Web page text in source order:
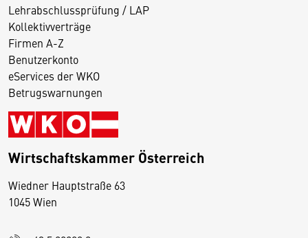
Lehrabschlussprüfung / LAP
Kollektivverträge
Firmen A-Z
Benutzerkonto
eServices der WKO
Betrugswarnungen
Wirtschaftskammer Österreich
Wiedner Hauptstraße 63
1045 Wien
D